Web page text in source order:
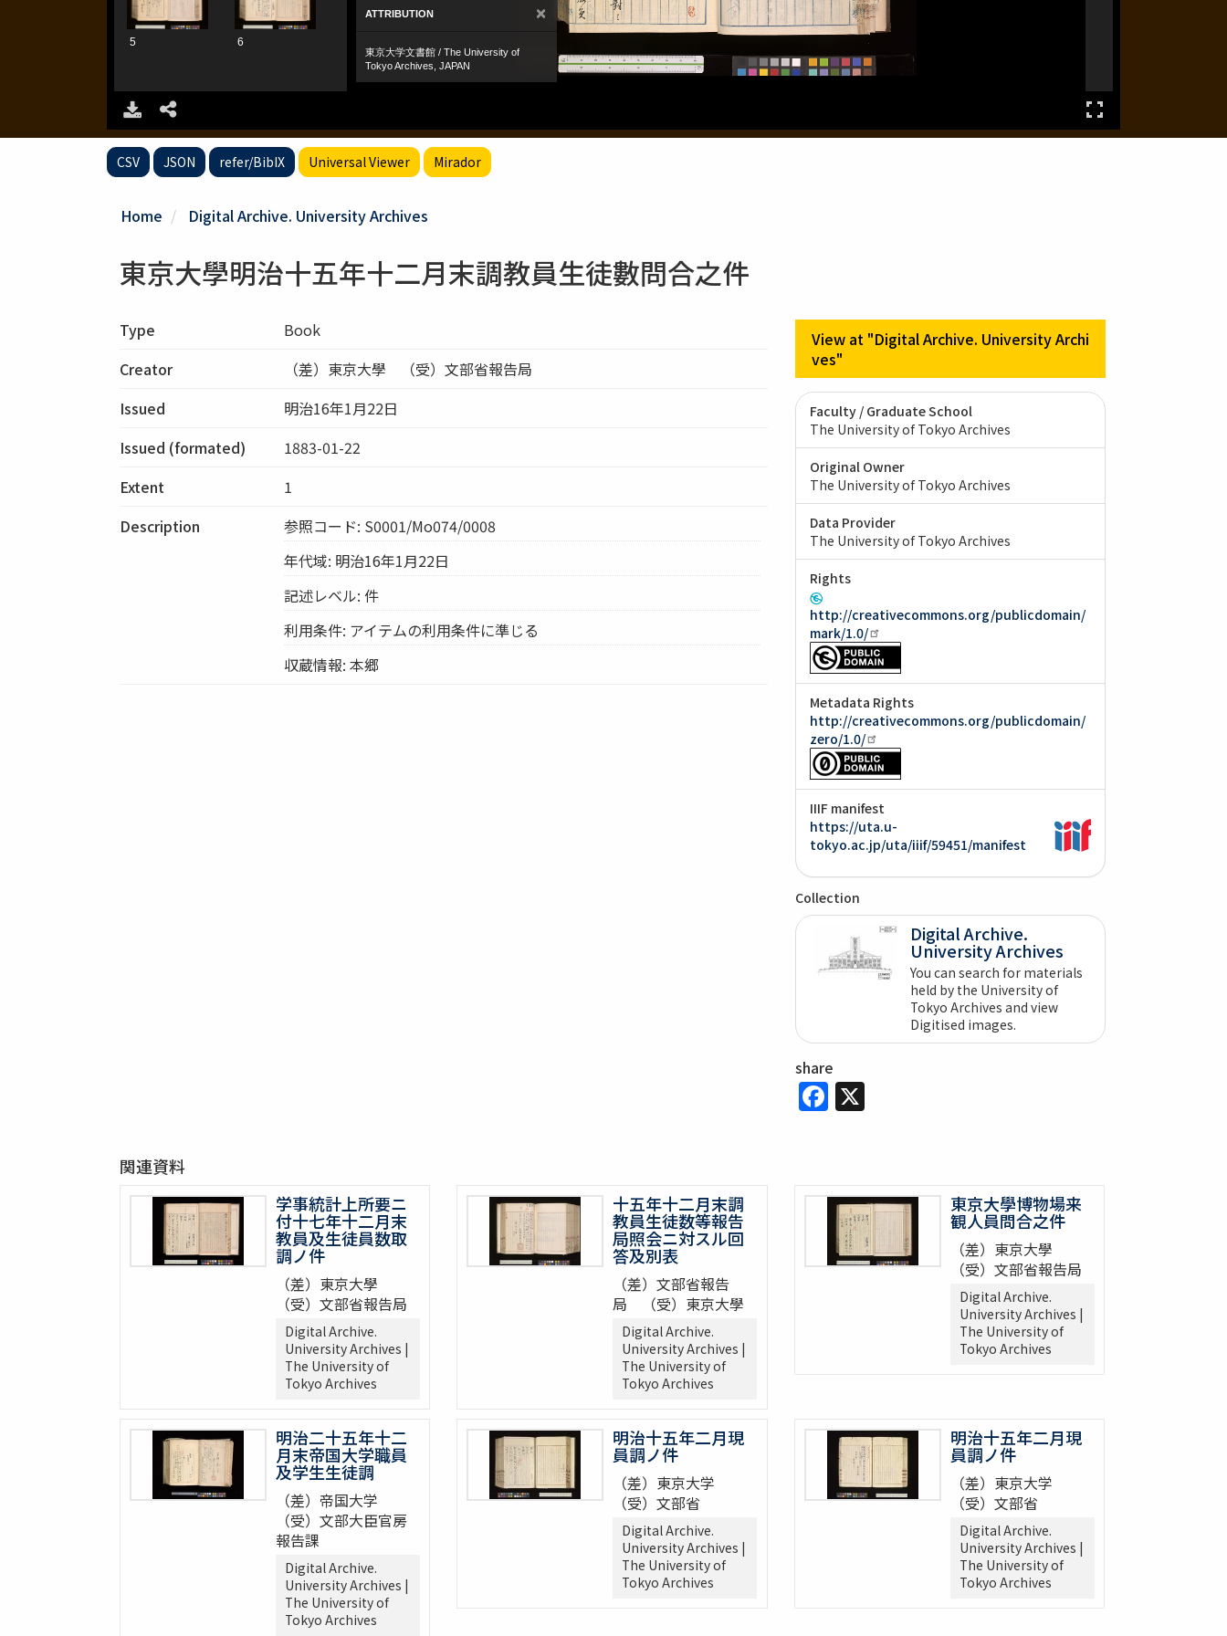
CSV JSON refer/BibIX Universal Viewer Mirador
Home Digital Archive. University Archives
東京大學明治十五年十二月末調教員生徒數問合之件
Type
Book
Creator
（差）東京大學 （受）文部省報告局
Issued
明治16年1月22日
Issued (formated)
1883-01-22
Extent
1
Description
参照コード: S0001/Mo074/0008
年代域: 明治16年1月22日
記述レベル: 件
利用条件: アイテムの利用条件に準じる
収蔵情報: 本郷
View at "Digital Archive. University Archi
ves"
Faculty / Graduate School
The University of Tokyo Archives
Original Owner
The University of Tokyo Archives
Data Provider
The University of Tokyo Archives
Rights
http://creativecommons.org/publicdomain/
mark/1.0/
Metadata Rights
http://creativecommons.org/publicdomain/
zero/1.0/
IIIF manifest
https://uta.u-
tokyo.ac.jp/uta/iiif/59451/manifest
Collection
Digital Archive.
University Archives
You can search for materials
held by the University of
Tokyo Archives and view
Digitised images.
share
Facebook
X
関連資料
学事統計上所要ニ
付十七年十二月末
教員及生徒員数取
調ノ件
（差）東京大學
（受）文部省報告局
Digital Archive.
University Archives |
The University of
Tokyo Archives
十五年十二月末調
教員生徒数等報告
局照会ニ対スル回
答及別表
（差）文部省報告
局 （受）東京大學
Digital Archive.
University Archives |
The University of
Tokyo Archives
東京大學博物場来
観人員問合之件
（差）東京大學
（受）文部省報告局
Digital Archive.
University Archives |
The University of
Tokyo Archives
明治二十五年十二
月末帝国大学職員
及学生生徒調
（差）帝国大学
（受）文部大臣官房
報告課
Digital Archive.
University Archives |
The University of
Tokyo Archives
明治十五年二月現
員調ノ件
（差）東京大学
（受）文部省
Digital Archive.
University Archives |
The University of
Tokyo Archives
明治十五年二月現
員調ノ件
（差）東京大学
（受）文部省
Digital Archive.
University Archives |
The University of
Tokyo Archives